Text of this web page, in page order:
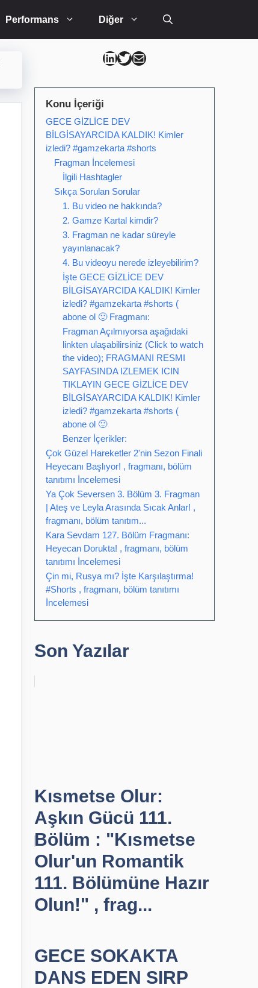
Performans Diğer
Can Kütahya Linkedin
Can Kütahya Twitter
Can Kütahya Mail
Konu İçeriği
GECE GİZLİCE DEV
BİLGİSAYARCIDA KALDIK! Kimler
izledi? #gamzekarta #shorts
Fragman İncelemesi
İlgili Hashtagler
Sıkça Sorulan Sorular
1. Bu video ne hakkında?
2. Gamze Kartal kimdir?
3. Fragman ne kadar süreyle
yayınlanacak?
4. Bu videoyu nerede izleyebilirim?
İşte GECE GİZLİCE DEV
BİLGİSAYARCIDA KALDIK! Kimler
izledi? #gamzekarta #shorts (
abone ol 🙂 Fragmanı:
Fragman Açılmıyorsa aşağıdaki
linkten ulaşabilirsiniz (Click to watch
the video); FRAGMANI RESMI
SAYFASINDA IZLEMEK ICIN
TIKLAYIN GECE GİZLİCE DEV
BİLGİSAYARCIDA KALDIK! Kimler
izledi? #gamzekarta #shorts (
abone ol 🙂
Benzer İçerikler:
Çok Güzel Hareketler 2'nin Sezon Finali
Heyecanı Başlıyor! , fragmanı, bölüm
tanıtımı İncelemesi
Ya Çok Seversen 3. Bölüm 3. Fragman
| Ateş ve Leyla Arasında Sıcak Anlar! ,
fragmanı, bölüm tanıtım...
Kara Sevdam 127. Bölüm Fragmanı:
Heyecan Dorukta! , fragmanı, bölüm
tanıtımı İncelemesi
Çin mi, Rusya mı? İşte Karşılaştırma!
#Shorts , fragmanı, bölüm tanıtımı
İncelemesi
Son Yazılar
Kısmetse Olur:
Aşkın Gücü 111.
Bölüm : "Kısmetse
Olur'un Romantik
111. Bölümüne Hazır
Olun!" , frag...
GECE SOKAKTA
DANS EDEN SIRP